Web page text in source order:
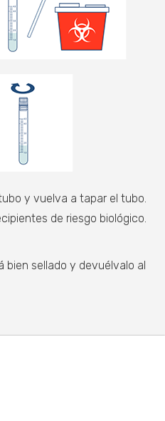
y vuelva a tapar el tubo.
de riesgo biológico.
bien sellado y devuélvalo al